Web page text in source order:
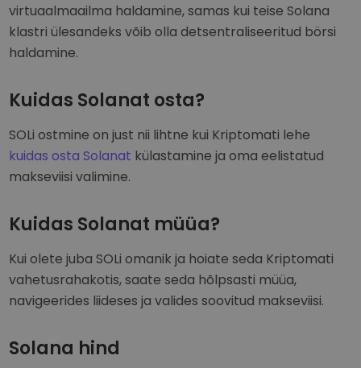
virtuaalmaailma haldamine, samas kui teise Solana
klastri ülesandeks võib olla detsentraliseeritud börsi
haldamine.
Kuidas Solanat osta?
SOLi ostmine on just nii lihtne kui Kriptomati lehe
kuidas osta Solanat külastamine ja oma eelistatud
makseviisi valimine.
Kuidas Solanat müüa?
Kui olete juba SOLi omanik ja hoiate seda Kriptomati
vahetusrahakotis, saate seda hõlpsasti müüa,
navigeerides liideses ja valides soovitud makseviisi.
Solana hind